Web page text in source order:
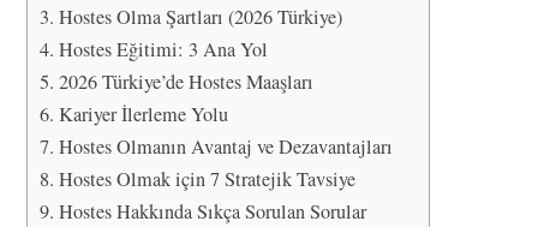
Hostes Olma Şartları (2026 Türkiye)
Hostes Eğitimi: 3 Ana Yol
2026 Türkiye’de Hostes Maaşları
Kariyer İlerleme Yolu
Hostes Olmanın Avantaj ve Dezavantajları
Hostes Olmak için 7 Stratejik Tavsiye
Hostes Hakkında Sıkça Sorulan Sorular